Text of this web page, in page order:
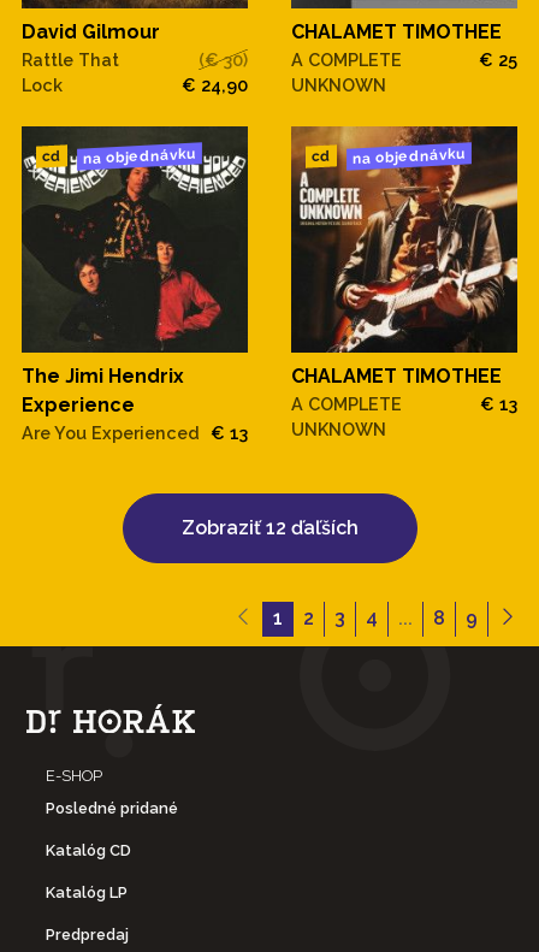
David Gilmour
Rattle That
Lock
(€ 30)
€ 24,90
CHALAMET TIMOTHEE
A COMPLETE
UNKNOWN
€ 25
cd na objednávku
The Jimi Hendrix
Experience
Are You Experienced € 13
cd na objednávku
CHALAMET TIMOTHEE
A COMPLETE
UNKNOWN
€ 13
Zobraziť 12 ďaľších
1 2 3 4 ... 8 9
E-SHOP
Posledné pridané
Katalóg CD
Katalóg LP
Predpredaj